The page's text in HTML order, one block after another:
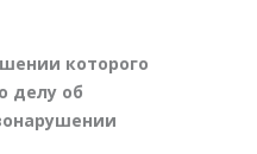
которого
делу об